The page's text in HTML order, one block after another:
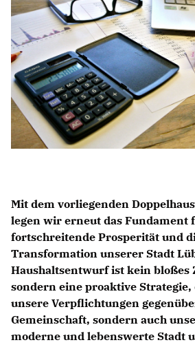
Mit dem vorliegenden
legen wir erneut das Fundament
fortschreitende Prosperität und
Transformation unserer Stadt
Haushaltsentwurf ist kein bloßes
sondern eine proaktive
unsere Verpflichtungen
Gemeinschaft, sondern auch
moderne und lebenswerte Stadt